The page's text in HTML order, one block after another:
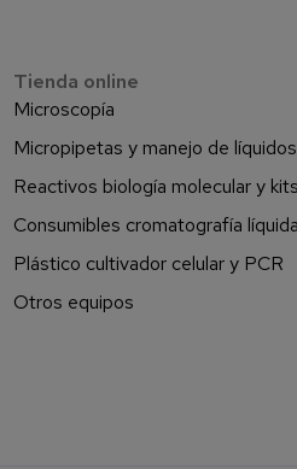
Tienda online
Microscopía
Micropipetas y manejo de líquidos
Reactivos biología molecular y
Consumibles cromatografía líquida
Plástico cultivador celular y PCR
Otros equipos